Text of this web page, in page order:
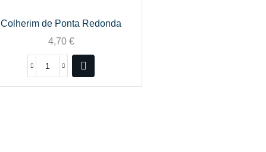
Colherim de Ponta Redonda
4,70 €